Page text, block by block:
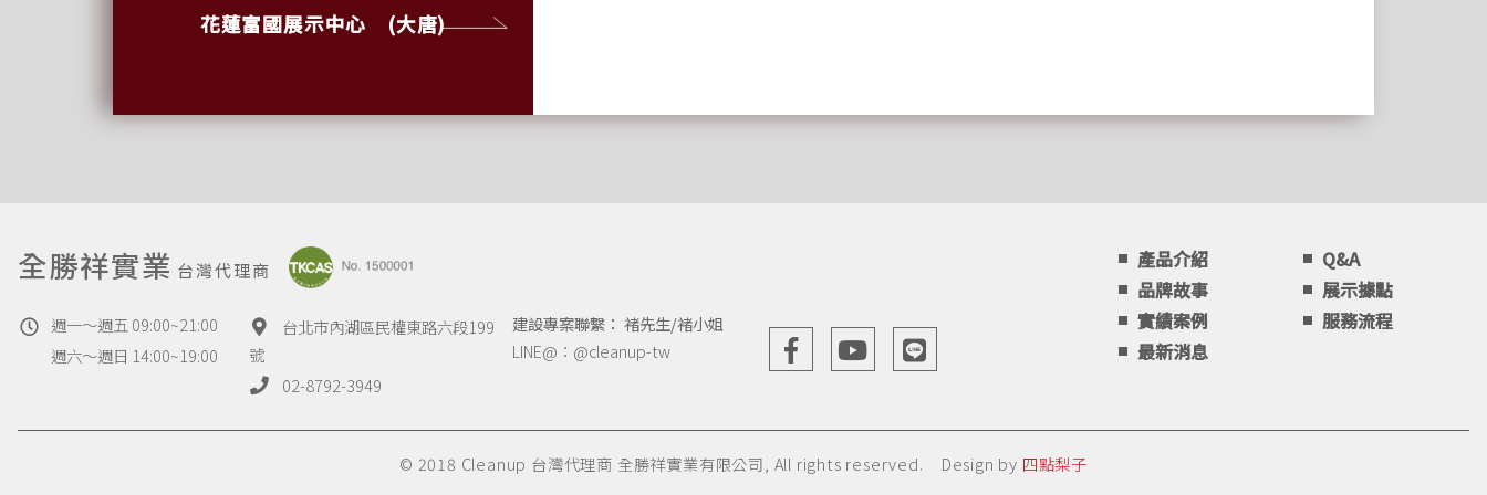
花蓮富國展示中心 (大唐)
全勝祥實業 台灣代理商
週一～週五 09:00~21:00
週六～週日 14:00~19:00
台北市內湖區民權東路六段199
號
02-8792-3949
建設專案聯繫： 褚先生/褚小姐
LINE@： @cleanup-tw
產品介紹
Q&A
品牌故事
展示據點
實績案例
服務流程
最新消息
© 2018 Cleanup 台灣代理商 全勝祥實業有限公司, All rights reserved. Design by 四點梨子